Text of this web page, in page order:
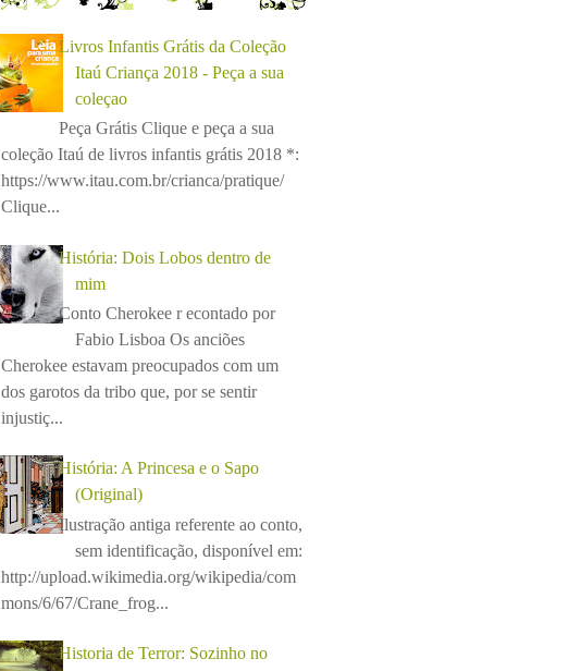
Livros Infantis Grátis da Coleção
Itaú Criança 2018 - Peça a sua
coleçao
Peça Grátis Clique e peça a sua
coleção Itaú de livros infantis grátis 2018 *:
https://www.itau.com.br/crianca/pratique/
Clique...
História: Dois Lobos dentro de
mim
Conto Cherokee r econtado por
Fabio Lisboa Os anciões
Cherokee estavam preocupados com um
dos garotos da tribo que, por se sentir
injustiç...
História: A Princesa e o Sapo
(Original)
Ilustração antiga referente ao conto,
sem identificação, disponível em:
http://upload.wikimedia.org/wikipedia/com
mons/6/67/Crane_frog...
Historia de Terror: Sozinho no